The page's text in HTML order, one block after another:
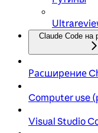
Claude Code на
Расширение
Computer use
Visual Studio